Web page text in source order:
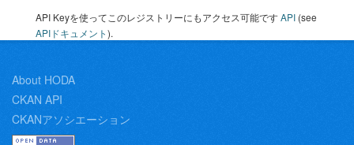
API Keyを使ってこのレジストリーにもアクセス可能ですAPI (see
APIドキュメント).
About HODA
CKAN API
CKANアソシエーション